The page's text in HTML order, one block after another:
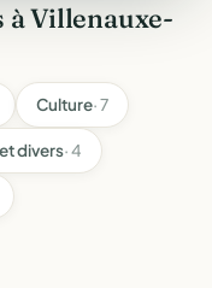
Villenauxe-
Culture· 7
divers· 4